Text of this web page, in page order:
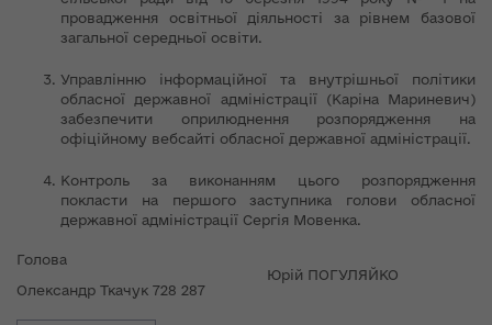
провадження освітньої діяльності за рівнем базової
загальної середньої освіти.
Управлінню інформаційної та внутрішньої політики
обласної державної адміністрації (Каріна Мариневич)
забезпечити оприлюднення розпорядження на
офіційному вебсайті обласної державної адміністрації.
Контроль за виконанням цього розпорядження
покласти на першого заступника голови обласної
державної адміністрації Сергія Мовенка.
Голова
Юрій ПОГУЛЯЙКО
Олександр Ткачук 728 287